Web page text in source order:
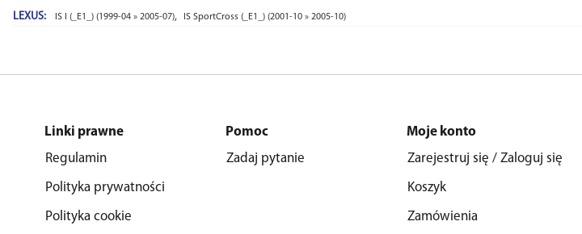
LEXUS: IS I (_E1_) (1999-04 » 2005-07), IS SportCross (_E1_) (2001-10 » 2005-10)
Linki prawne
Regulamin
Polityka prywatności
Polityka cookie
Pomoc
Zadaj pytanie
Moje konto
Zarejestruj się / Zaloguj się
Koszyk
Zamówienia